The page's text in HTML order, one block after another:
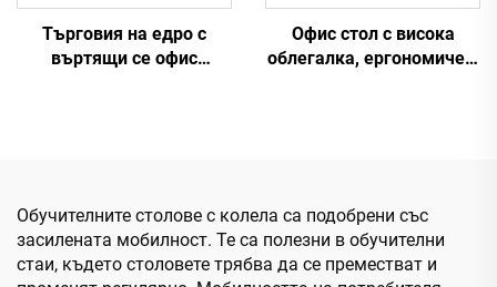
Търговия на едро с
въртящи се офис
промоционални столове
Офис стол с висока
облегалка, ергономичен,
Китай
Обучителните столове с колела са подобрени със
засилената мобилност. Те са полезни в обучителни
стаи, където столовете трябва да се преместват и